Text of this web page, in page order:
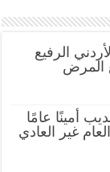
الرفيع
المرض
أمينًا عامًا
غير العادي